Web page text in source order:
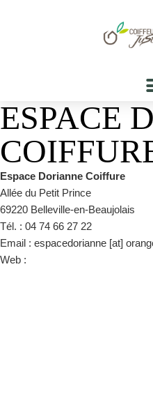
ESPACE
Espace Dorianne Coiffure
Allée du Petit Prince
69220 Belleville-en-Beaujolais
Tél. : 04 74 66 27 22
Email : espacedorianne [at]
Web :